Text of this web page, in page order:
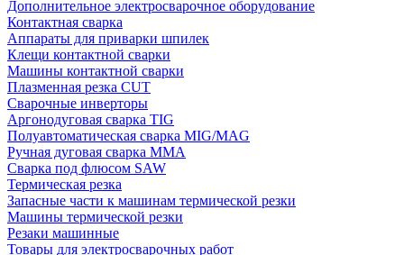
Дополнительное электросварочное оборудование
Контактная сварка
Аппараты для приварки шпилек
Клещи контактной сварки
Машины контактной сварки
Плазменная резка CUT
Сварочные инверторы
Аргонодуговая сварка TIG
Полуавтоматическая сварка MIG/MAG
Ручная дуговая сварка MMA
Сварка под флюсом SAW
Термическая резка
Запасные части к машинам термической резки
Машины термической резки
Резаки машинные
Товары для электросварочных работ